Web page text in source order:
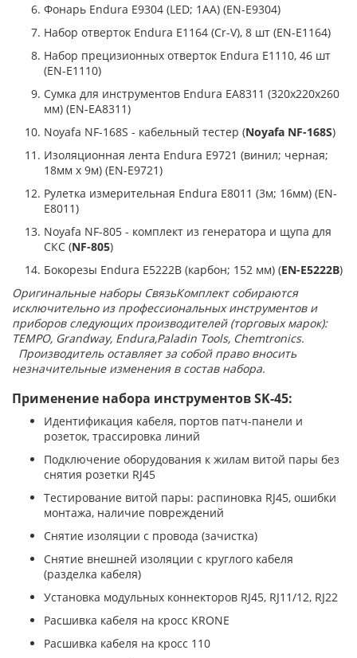
Фонарь Endura E9304 (LED; 1АА) (EN-E9304)
Набор отверток Endura E1164 (Cr-V), 8 шт (EN-E1164)
Набор прецизионных отверток Endura E1110, 46 шт
(EN-E1110)
Сумка для инструментов Endura EA8311 (320x220x260
мм) (EN-EA8311)
Noyafa NF-168S - кабельный тестер (Noyafa NF-168S)
Изоляционная лента Endura E9721 (винил; черная;
18мм x 9м) (EN-E9721)
Рулетка измерительная Endura E8011 (3м; 16мм) (EN-
E8011)
Noyafa NF-805 - комплект из генератора и щупа для
СКС (NF-805)
Бокорезы Endura E5222B (карбон; 152 мм) (EN-E5222B)
Оригинальные наборы СвязьКомплект собираются
исключительно из профессиональных инструментов и
приборов следующих производителей (торговых марок):
TEMPO, Grandway, Endura,Paladin Tools, Chemtronics.
Производитель оставляет за собой право вносить
незначительные изменения в состав набора.
Применение набора инструментов SK-45:
Идентификация кабеля, портов патч-панели и
розеток, трассировка линий
Подключение оборудования к жилам витой пары без
снятия розетки RJ45
Тестирование витой пары: распиновка RJ45, ошибки
монтажа, наличие повреждений
Снятие изоляции с провода (зачистка)
Снятие внешней изоляции с круглого кабеля
(разделка кабеля)
Установка модульных коннекторов RJ45, RJ11/12, RJ22
Расшивка кабеля на кросс KRONE
Расшивка кабеля на кросс 110